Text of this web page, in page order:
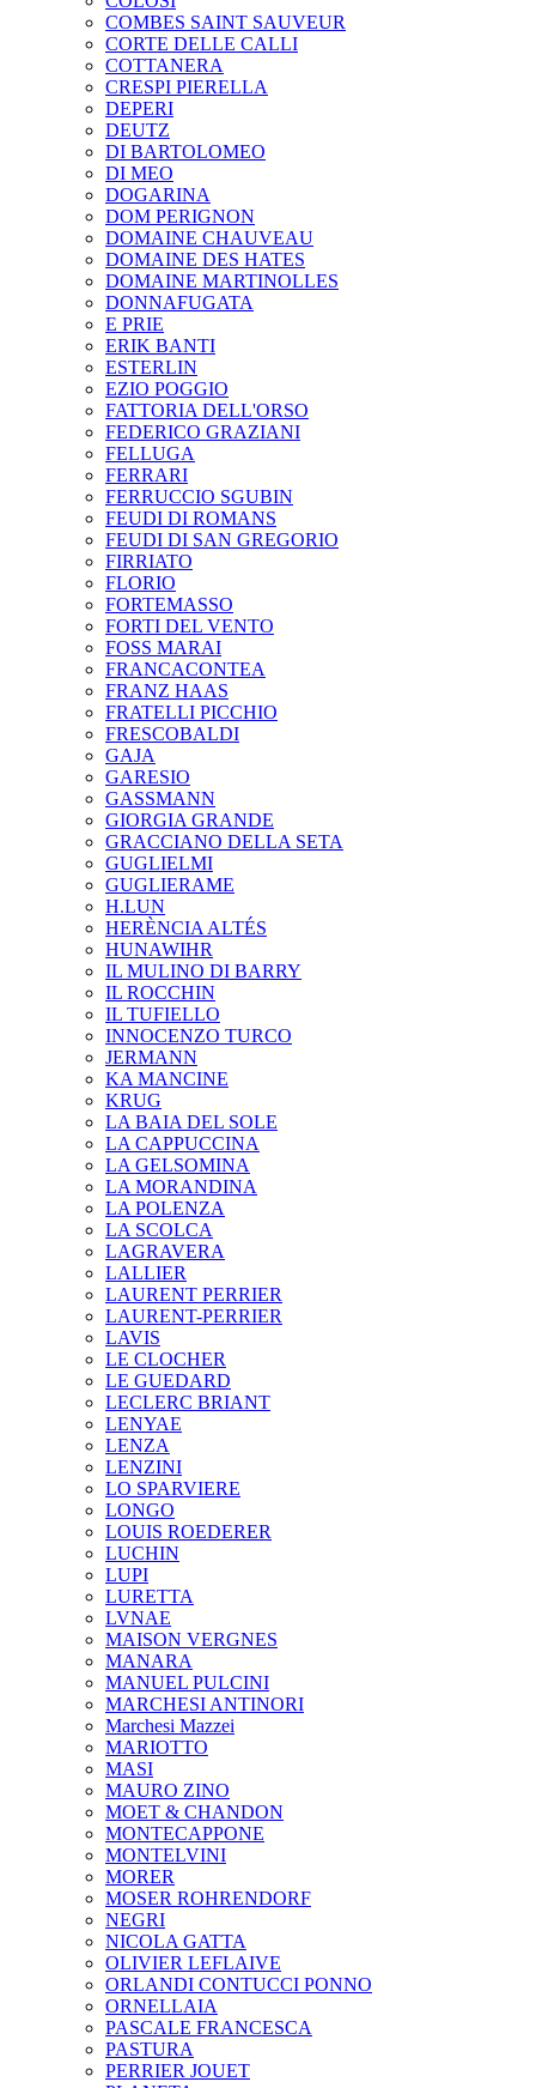
COMBES SAINT SAUVEUR
CORTE DELLE CALLI
COTTANERA
CRESPI PIERELLA
DEPERI
DEUTZ
DI BARTOLOMEO
DI MEO
DOGARINA
DOM PERIGNON
DOMAINE CHAUVEAU
DOMAINE DES HATES
DOMAINE MARTINOLLES
DONNAFUGATA
E PRIE
ERIK BANTI
ESTERLIN
EZIO POGGIO
FATTORIA DELL'ORSO
FEDERICO GRAZIANI
FELLUGA
FERRARI
FERRUCCIO SGUBIN
FEUDI DI ROMANS
FEUDI DI SAN GREGORIO
FIRRIATO
FLORIO
FORTEMASSO
FORTI DEL VENTO
FOSS MARAI
FRANCACONTEA
FRANZ HAAS
FRATELLI PICCHIO
FRESCOBALDI
GAJA
GARESIO
GASSMANN
GIORGIA GRANDE
GRACCIANO DELLA SETA
GUGLIELMI
GUGLIERAME
H.LUN
HERÈNCIA ALTÉS
HUNAWIHR
IL MULINO DI BARRY
IL ROCCHIN
IL TUFIELLO
INNOCENZO TURCO
JERMANN
KA MANCINE
KRUG
LA BAIA DEL SOLE
LA CAPPUCCINA
LA GELSOMINA
LA MORANDINA
LA POLENZA
LA SCOLCA
LAGRAVERA
LALLIER
LAURENT PERRIER
LAURENT-PERRIER
LAVIS
LE CLOCHER
LE GUEDARD
LECLERC BRIANT
LENYAE
LENZA
LENZINI
LO SPARVIERE
LONGO
LOUIS ROEDERER
LUCHIN
LUPI
LURETTA
LVNAE
MAISON VERGNES
MANARA
MANUEL PULCINI
MARCHESI ANTINORI
Marchesi Mazzei
MARIOTTO
MASI
MAURO ZINO
MOET & CHANDON
MONTECAPPONE
MONTELVINI
MORER
MOSER ROHRENDORF
NEGRI
NICOLA GATTA
OLIVIER LEFLAIVE
ORLANDI CONTUCCI PONNO
ORNELLAIA
PASCALE FRANCESCA
PASTURA
PERRIER JOUET